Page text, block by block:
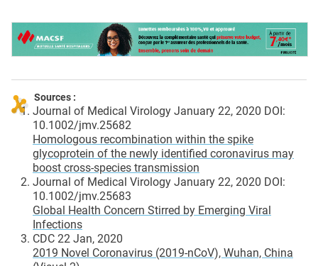
Sources :
Journal of Medical Virology January 22, 2020 DOI:
10.1002/jmv.25682
Homologous recombination within the spike
glycoprotein of the newly identified coronavirus may
boost cross-species transmission
Journal of Medical Virology January 22, 2020 DOI:
10.1002/jmv.25683
Global Health Concern Stirred by Emerging Viral
Infections
CDC 22 Jan, 2020
2019 Novel Coronavirus (2019-nCoV), Wuhan, China